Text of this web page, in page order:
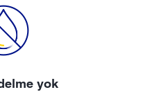
yok